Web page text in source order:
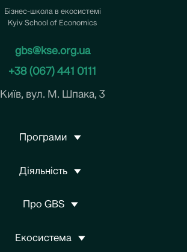
Бізнес-школа в екосистемі
Kyiv School of Economics
gbs@kse.org.ua
+38 (067) 441 0111
Київ, вул. М. Шпака, 3
Програми
Діяльність
Про GBS
Екосистема